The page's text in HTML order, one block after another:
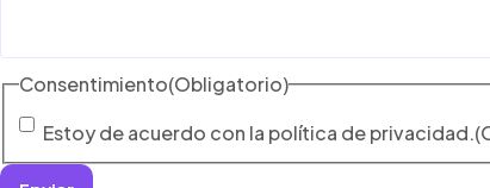
Consentimiento(Obligatorio)
Estoy de acuerdo con la política de privacidad.